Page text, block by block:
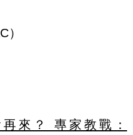
）
來？ 專家教戰：